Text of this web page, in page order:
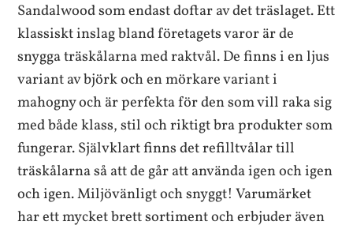
Sandalwood som endast doftar av det träslaget. Ett
klassiskt inslag bland företagets varor är de
snygga träskålarna med raktvål. De finns i en ljus
variant av björk och en mörkare variant i
mahogny och är perfekta för den som vill raka sig
med både klass, stil och riktigt bra produkter som
fungerar. Självklart finns det refilltvålar till
träskålarna så att de går att använda igen och igen
och igen. Miljövänligt och snyggt! Varumärket
har ett mycket brett sortiment och erbjuder även